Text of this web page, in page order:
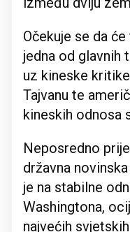
Očekuje se da
jedna od glavnih
uz kineske
Tajvanu te
kineskih odnosa
Neposredno
državna
je na stabilne
Washingtona,
najvećih